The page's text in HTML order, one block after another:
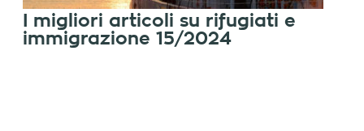
I migliori articoli su rifugiati e
immigrazione 15/2024